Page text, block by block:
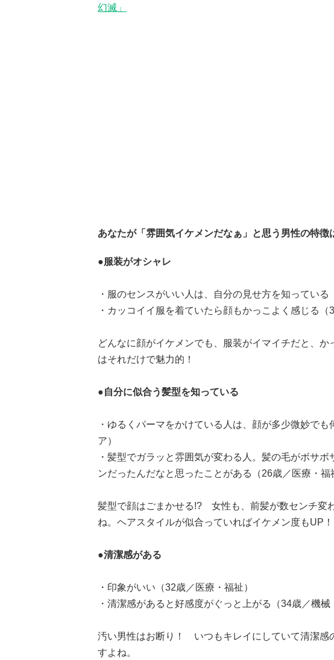
幻滅」
あなたが「雰囲気イケメンだなぁ」と思う男性の特徴
●服装がオシャレ
・服のセンスがいい人は、自分の見せ方を知っている
・カッコイイ服を着ていたら顔もかっこよく感じる（
どんなに顔がイケメンでも、服装がイマイチだと、
はそれだけで魅力的！
●自分に似合う髪型を知っている
・ゆるくパーマをかけている人は、顔が多少微妙で
ア）
・髪型でガラッと雰囲気が変わる人。髪の毛がボサ
ンだったんだなと思ったことがある（26歳／医療・福
髪型で顔はごまかせる!? 女性も、前髪が数センチ変
ね。ヘアスタイルが似合っていればイケメン度もUP！
●清潔感がある
・印象がいい（32歳／医療・福祉）
・清潔感があると好感度がぐっと上がる（34歳／機械
汚い男性はお断り！ いつもキレイにしていて清潔感
すよね。